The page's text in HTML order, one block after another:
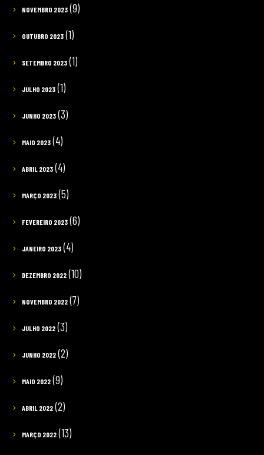
NOVEMBRO 2023(9)
OUTUBRO 2023(1)
SETEMBRO 2023(1)
JULHO 2023(1)
JUNHO 2023(3)
MAIO 2023(4)
ABRIL 2023(4)
MARÇO 2023(5)
FEVEREIRO 2023(6)
JANEIRO 2023(4)
DEZEMBRO 2022(10)
NOVEMBRO 2022(7)
JULHO 2022(3)
JUNHO 2022(2)
MAIO 2022(9)
ABRIL 2022(2)
MARÇO 2022(13)